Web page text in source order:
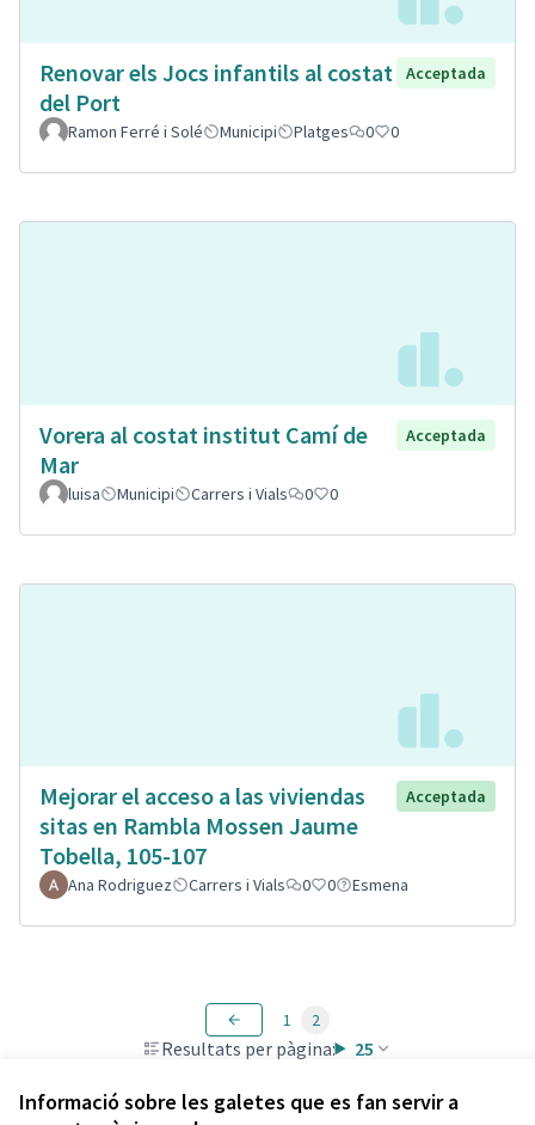
Informació sobre les galetes que es fan servir a
Renovar els Jocs infantils al costat
del Port
Acceptada
Ramon Ferré i Solé Municipi Platges 0 0
Vorera al costat institut Camí de
Mar
Acceptada
luisa Municipi Carrers i Vials 0 0
Mejorar el acceso a las viviendas
sitas en Rambla Mossen Jaume
Tobella, 105-107
Acceptada
Ana Rodriguez Carrers i Vials 0 0 Esmena
Resultats per pàgina: 25
1 2